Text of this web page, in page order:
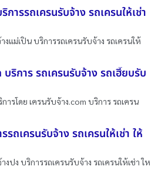
ารรถเครนรับจ้าง รถเครนให้เช่า
งแม่เปิน บริการรถเครนรับจ้าง รถเครนให้
บริการ รถเครนรับจ้าง รถเฮี๊ยบรับ
ารโดย เครนรับจ้าง.com บริการ รถเครน
ถเครนรับจ้าง รถเครนให้เช่า ให้
ปง บริการรถเครนรับจ้าง รถเครนให้เช่า ให